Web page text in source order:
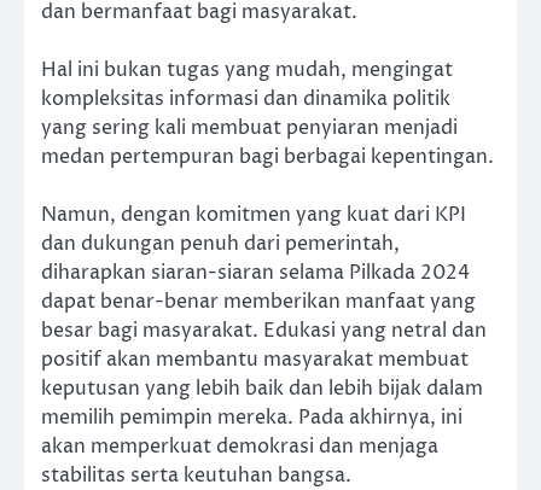
dan bermanfaat bagi masyarakat.
Hal ini bukan tugas yang mudah, mengingat
kompleksitas informasi dan dinamika politik
yang sering kali membuat penyiaran menjadi
medan pertempuran bagi berbagai kepentingan.
Namun, dengan komitmen yang kuat dari KPI
dan dukungan penuh dari pemerintah,
diharapkan siaran-siaran selama Pilkada 2024
dapat benar-benar memberikan manfaat yang
besar bagi masyarakat. Edukasi yang netral dan
positif akan membantu masyarakat membuat
keputusan yang lebih baik dan lebih bijak dalam
memilih pemimpin mereka. Pada akhirnya, ini
akan memperkuat demokrasi dan menjaga
stabilitas serta keutuhan bangsa.